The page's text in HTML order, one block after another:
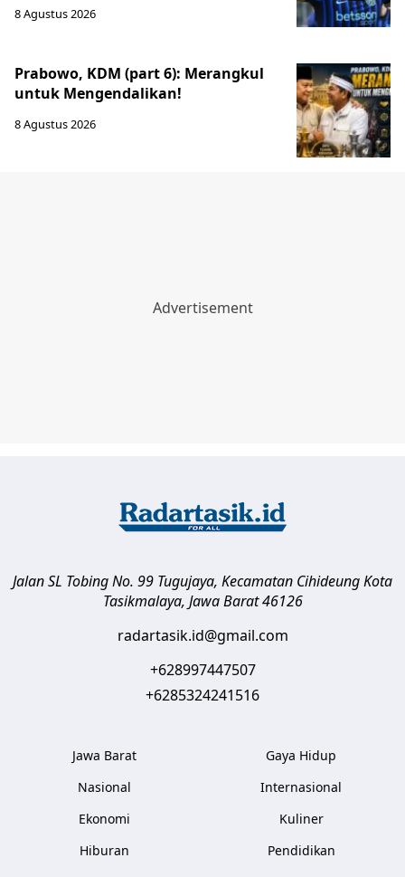
8 Agustus 2026
Prabowo, KDM (part 6): Merangkul
untuk Mengendalikan!
8 Agustus 2026
Jalan SL Tobing No. 99 Tugujaya, Kecamatan CihideungKota
Tasikmalaya, Jawa Barat 46126
radartasik.id@gmail.com
+628997447507
+6285324241516
Jawa Barat
Nasional
Ekonomi
Hiburan
Gaya Hidup
Internasional
Kuliner
Pendidikan